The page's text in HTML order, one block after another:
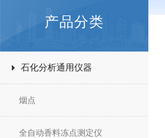
产品分类
石化分析通用仪器
烟点
全自动香料冻点测定仪